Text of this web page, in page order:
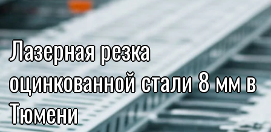
Лазерная резка
оцинкованной стали 8 мм в
Тюмени